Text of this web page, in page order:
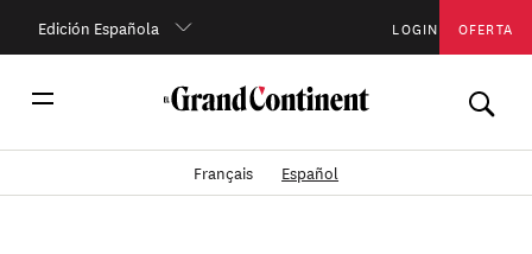
Edición Española LOGIN OFERTA
Français Español